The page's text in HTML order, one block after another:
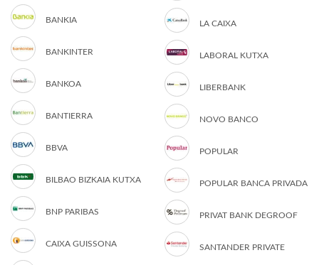
BANKIA
BANKINTER
BANKOA
BANTIERRA
BBVA
BILBAO BIZKAIA KUTXA
BNP PARIBAS
CAIXA GUISSONA
LA CAIXA
LABORAL KUTXA
LIBERBANK
NOVO BANCO
POPULAR
POPULAR BANCA PRIVADA
PRIVAT BANK DEGROOF
SANTANDER PRIVATE